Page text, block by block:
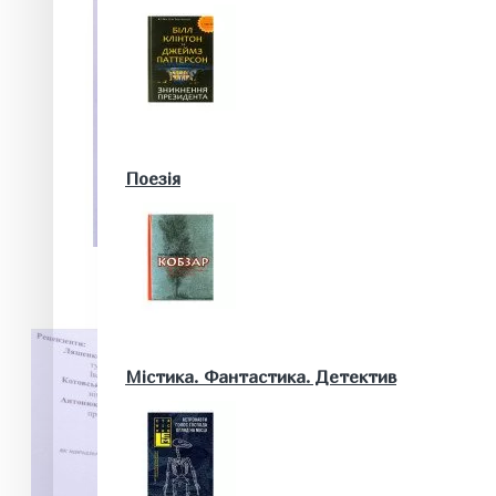
Математика. Природничі та інші науки
Біологія
Географія. Геологія
Поезія
Містика. Фантастика. Детектив